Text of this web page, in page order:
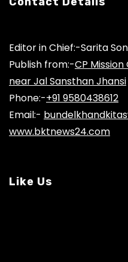
Editor in Chief:-Sarita
Publish from:-CP
near Jal Sansthan Jhansi
Phone:-+91 9580438612
Email:-
www.bktnews24.com
Like Us